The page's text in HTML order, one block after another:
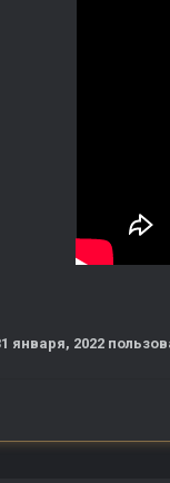
января, 2022